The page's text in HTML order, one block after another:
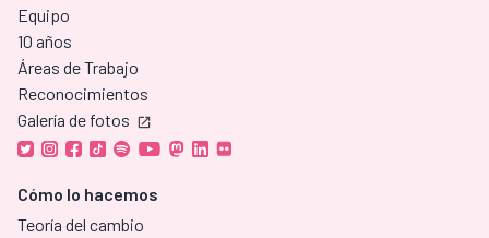
Equipo
10 años
Áreas de Trabajo
Reconocimientos
Galería de fotos
Cómo lo hacemos
Teoría del cambio